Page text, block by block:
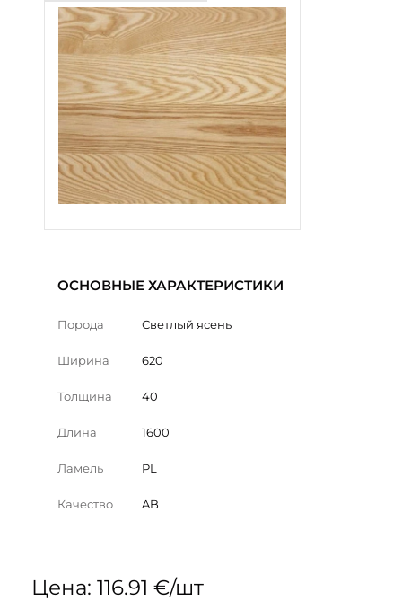
ОСНОВНЫЕ ХАРАКТЕРИСТИКИ
Порода Светлый ясень
Ширина 620
Толщина 40
Длина 1600
Ламель PL
Качество AB
Цена: 116.91 €/шт